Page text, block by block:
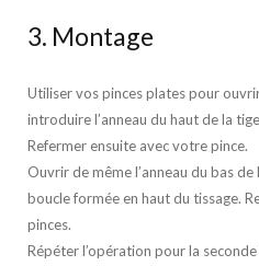
3. Montage
Utiliser vos pinces plates pour
introduire l’anneau du haut de la
Refermer ensuite avec votre pince.
Ouvrir de même l’anneau du bas
boucle formée en haut du tissage.
pinces.
Répéter l’opération pour la